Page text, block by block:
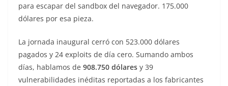
para escapar del sandbox del navegador. 175.000
dólares por esa pieza.
La jornada inaugural cerró con 523.000 dólares
pagados y 24 exploits de día cero. Sumando ambos
días, hablamos de 908.750 dólares y 39
vulnerabilidades inéditas reportadas a los fabricantes